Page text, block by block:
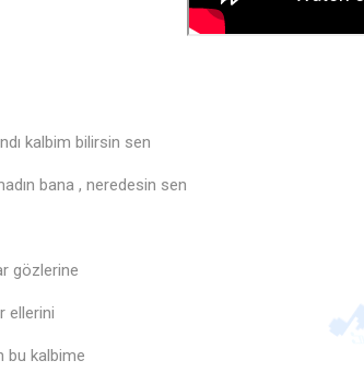
kalbim bilirsin sen
bana , neredesin sen
gözlerine
ellerini
bu kalbime